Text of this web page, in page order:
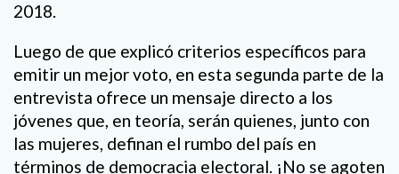
2018.
Luego de que explicó criterios específicos para
emitir un mejor voto, en esta segunda parte de la
entrevista ofrece un mensaje directo a los
jóvenes que, en teoría, serán quienes, junto con
las mujeres, definan el rumbo del país en
términos de democracia electoral. ¡No se agoten